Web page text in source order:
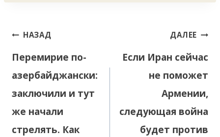
Навигация
записям
НАЗАД
Перемирие по-
азербайджански:
заключили и тут
же начали
стрелять. Как
ДАЛЕЕ
Если Иран сейчас
не поможет
Армении,
следующая война
будет против